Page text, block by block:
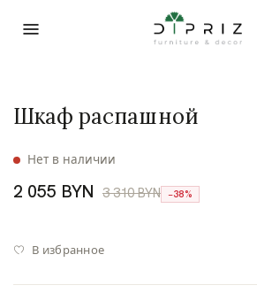
Нет в наличии
Шкаф распашной
2 055 BYN 3 310 BYN −38%
В избранное